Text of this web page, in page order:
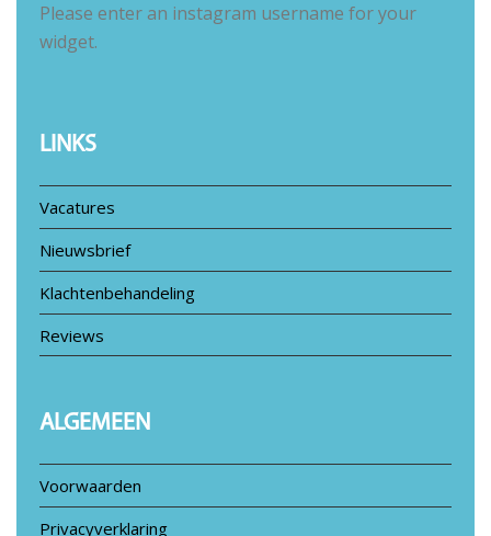
Please enter an instagram username for your
widget.
LINKS
Vacatures
Nieuwsbrief
Klachtenbehandeling
Reviews
ALGEMEEN
Voorwaarden
Privacyverklaring